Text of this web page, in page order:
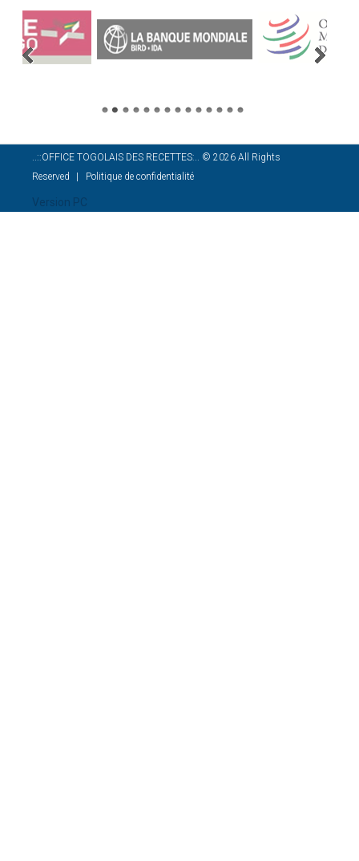
..::OFFICE TOGOLAIS DES RECETTES:.. © 2026 All Rights
Reserved
Politique de confidentialité
Version PC